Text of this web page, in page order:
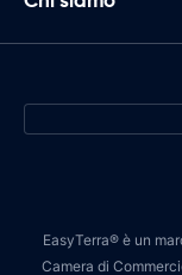
EasyTerra® è un
Camera di